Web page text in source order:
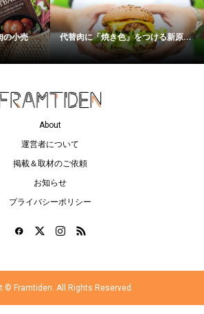
の小売
代替肉に「焼き色」をつける新原...
About
運営者について
掲載＆取材のご依頼
お知らせ
プライバシーポリシー
© Framtiden. All Rights Reserved.